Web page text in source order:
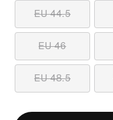
EU 44.5
EU 46
EU 48.5